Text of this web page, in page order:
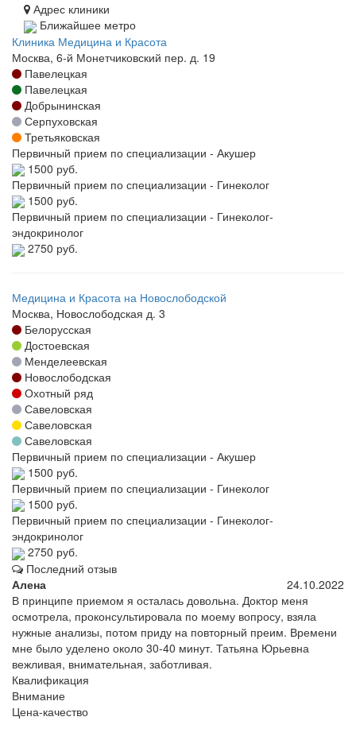
Адрес клиники
Ближайшее метро
Клиника Медицина и Красота
Москва, 6-й Монетчиковский пер. д. 19
Павелецкая
Павелецкая
Добрынинская
Серпуховская
Третьяковская
Первичный прием по специализации - Акушер
1500 руб.
Первичный прием по специализации - Гинеколог
1500 руб.
Первичный прием по специализации - Гинеколог-
эндокринолог
2750 руб.
Медицина и Красота на Новослободской
Москва, Новослободская д. 3
Белорусская
Достоевская
Менделеевская
Новослободская
Охотный ряд
Савеловская
Савеловская
Савеловская
Первичный прием по специализации - Акушер
1500 руб.
Первичный прием по специализации - Гинеколог
1500 руб.
Первичный прием по специализации - Гинеколог-
эндокринолог
2750 руб.
Последний отзыв
Алена
24.10.2022
В принципе приемом я осталась довольна. Доктор меня
осмотрела, проконсультировала по моему вопросу, взяла
нужные анализы, потом приду на повторный преим. Времени
мне было уделено около 30-40 минут. Татьяна Юрьевна
вежливая, внимательная, заботливая.
Квалификация
Внимание
Цена-качество